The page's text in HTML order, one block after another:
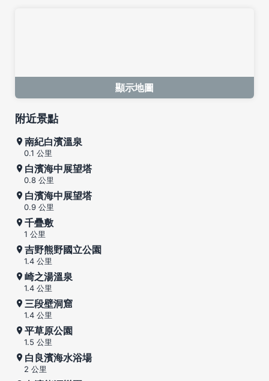
顯示地圖
附近景點
南紀白濱溫泉
0.1 公里
白濱海中展望塔
0.8 公里
白濱海中展望塔
0.9 公里
千疊敷
1 公里
吉野熊野國立公園
1.4 公里
崎之湯溫泉
1.4 公里
三段壁洞窟
1.4 公里
平草原公園
1.5 公里
白良濱海水浴場
2 公里